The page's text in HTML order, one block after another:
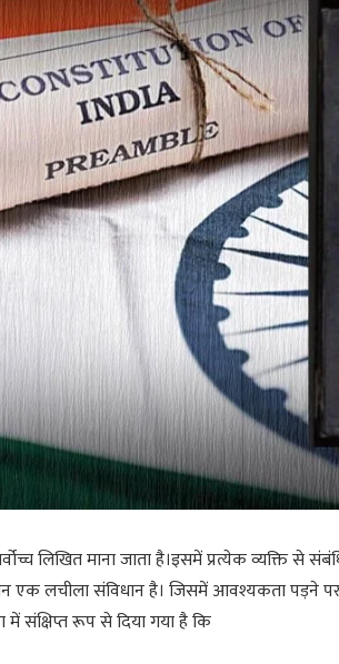
लिखित माना जाता है।इसमें प्रत्येक व्यक्ति से
एक लचीला संविधान है। जिसमें आवश्यकता
में संक्षिप्त रूप से दिया गया है कि